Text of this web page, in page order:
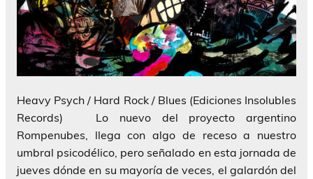
Heavy Psych / Hard Rock / Blues (Ediciones Insolubles
Records) Lo nuevo del proyecto argentino
Rompenubes, llega con algo de receso a nuestro
umbral psicodélico, pero señalado en esta jornada de
jueves dónde en su mayoría de veces, el galardón del